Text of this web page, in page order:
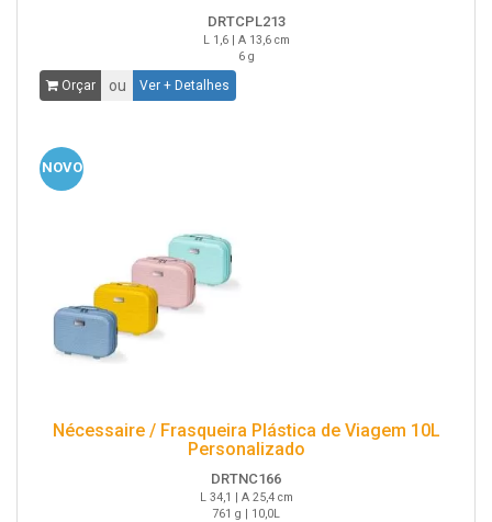
DRTCPL213
L 1,6 | A 13,6 cm
6 g
Orçar ou Ver + Detalhes
NOVO
Nécessaire / Frasqueira Plástica de Viagem 10L
Personalizado
DRTNC166
L 34,1 | A 25,4 cm
761 g | 10,0L